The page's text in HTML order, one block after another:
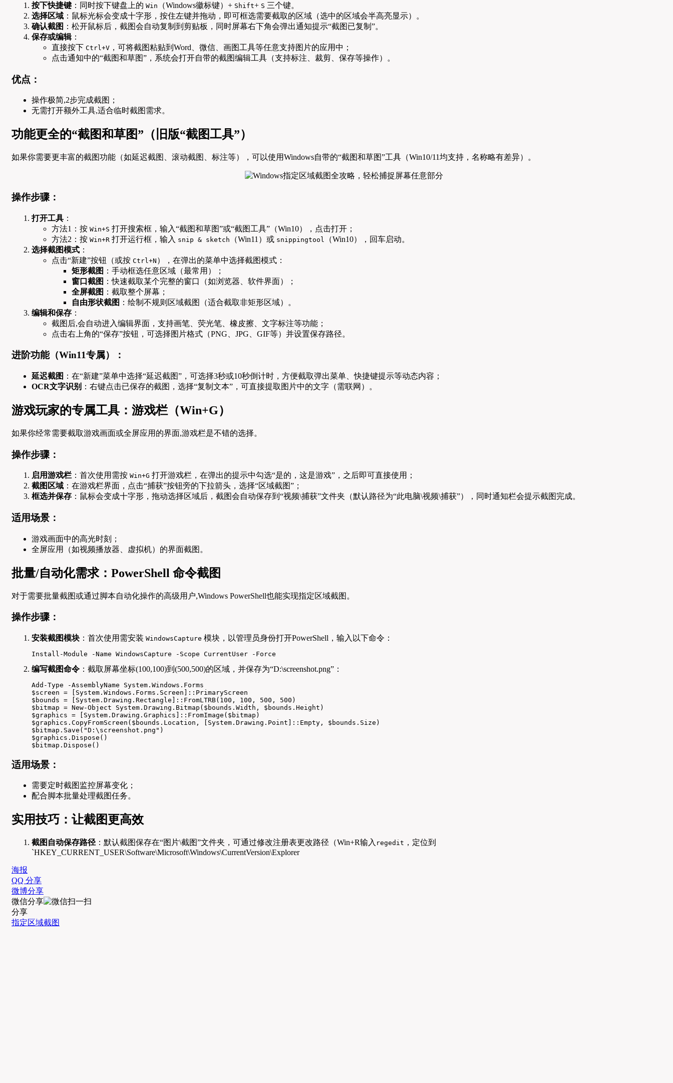
按下快捷键 ：同时按下键盘上的 Win （Windows徽标键）+ Shift+ S 三个键。
选择区域 ：鼠标光标会变成十字形，按住左键并拖动，即可框选需要截取的区域（选中的区域会半高亮显示）。
确认截图 ：松开鼠标后，截图会自动复制到剪贴板，同时屏幕右下角会弹出通知提示“截图已复制”。
保存或编辑：
直接按下 Ctrl+V ，可将截图粘贴到Word、微信、画图工具等任意支持图片的应用中；
点击通知中的“截图和草图”，系统会打开自带的截图编辑工具（支持标注、裁剪、保存等操作）。
优点：
操作极简,2步完成截图；
无需打开额外工具,适合临时截图需求。
功能更全的“截图和草图”（旧版“截图工具”）
如果你需要更丰富的截图功能（如延迟截图、滚动截图、标注等），可以使用Windows自带的“截图和草图”工具（Win10/11均支持，名称略有差异）。
操作步骤：
打开工具 ：
方法1：按 Win+S 打开搜索框，输入“截图和草图”或“截图工具”（Win10），点击打开；
方法2：按 Win+R 打开运行框，输入 snip & sketch （Win11）或 snippingtool
（Win10），回车启动。
选择截图模式 ：
点击“新建”按钮（或按 Ctrl+N ），在弹出的菜单中选择截图模式：
矩形截图 ：手动框选任意区域（最常用）；
窗口截图 ：快速截取某个完整的窗口（如浏览器、软件界面）；
全屏截图 ：截取整个屏幕；
自由形状截图 ：绘制不规则区域截图（适合截取非矩形区域）。
编辑和保存 ：
截图后,会自动进入编辑界面，支持画笔、荧光笔、橡皮擦、文字标注等功能；
点击右上角的“保存”按钮，可选择图片格式（PNG、JPG、GIF等）并设置保存路径。
进阶功能（Win11专属）：
延迟截图 ：在“新建”菜单中选择“延迟截图”，可选择3秒或10秒倒计时，方便截取弹出菜单、快捷键提示等动态内容；
OCR文字识别 ：右键点击已保存的截图，选择“复制文本”，可直接提取图片中的文字（需联网）。
游戏玩家的专属工具：游戏栏（Win+G）
如果你经常需要截取游戏画面或全屏应用的界面,游戏栏是不错的选择。
操作步骤：
启用游戏栏 ：首次使用需按 Win+G 打开游戏栏，在弹出的提示中勾选“是的，这是游戏”，之后即可直接使用；
截图区域 ：在游戏栏界面，点击“捕获”按钮旁的下拉箭头，选择“区域截图”；
框选并保存 ：鼠标会变成十字形，拖动选择区域后，截图会自动保存到“视频\捕获”文件夹（默认路径为“此电脑\视频\捕获”），同时通知栏会提示截图完成。
适用场景：
游戏画面中的高光时刻；
全屏应用（如视频播放器、虚拟机）的界面截图。
批量/自动化需求：PowerShell 命令截图
对于需要批量截图或通过脚本自动化操作的高级用户,Windows PowerShell也能实现指定区域截图。
操作步骤：
安装截图模块 ：首次使用需安装 WindowsCapture 模块，以管理员身份打开PowerShell，输入以下命令：
Install-Module -Name WindowsCapture -Scope CurrentUser -Force
编写截图命令 ：截取屏幕坐标(100,100)到(500,500)的区域，并保存为“D:\screenshot.png”：
Add-Type -AssemblyName System.Windows.Forms
$screen = [System.Windows.Forms.Screen]::PrimaryScreen
$bounds = [System.Drawing.Rectangle]::FromLTRB(100, 100, 500, 500)
$bitmap = New-Object System.Drawing.Bitmap($bounds.Width, $bounds.Height)
$graphics = [System.Drawing.Graphics]::FromImage($bitmap)
$graphics.CopyFromScreen($bounds.Location, [System.Drawing.Point]::Empty, $bounds.Size)
$bitmap.Save("D:\screenshot.png")
$graphics.Dispose()
$bitmap.Dispose()
适用场景：
需要定时截图监控屏幕变化；
配合脚本批量处理截图任务。
实用技巧：让截图更高效
截图自动保存路径 ：默认截图保存在“图片\截图”文件夹，可通过修改注册表更改路径（Win+R输入 regedit ，定位到
`HKEY_CURRENT_USER\Software\Microsoft\Windows\CurrentVersion\Explorer
海报
QQ 分享
微博分享
微信分享
分享
指定区域截图